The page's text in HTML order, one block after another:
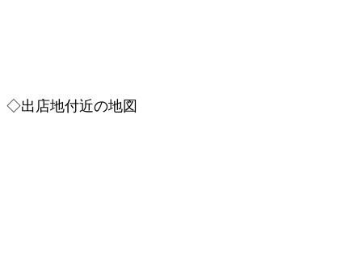
◇出店地付近の地図